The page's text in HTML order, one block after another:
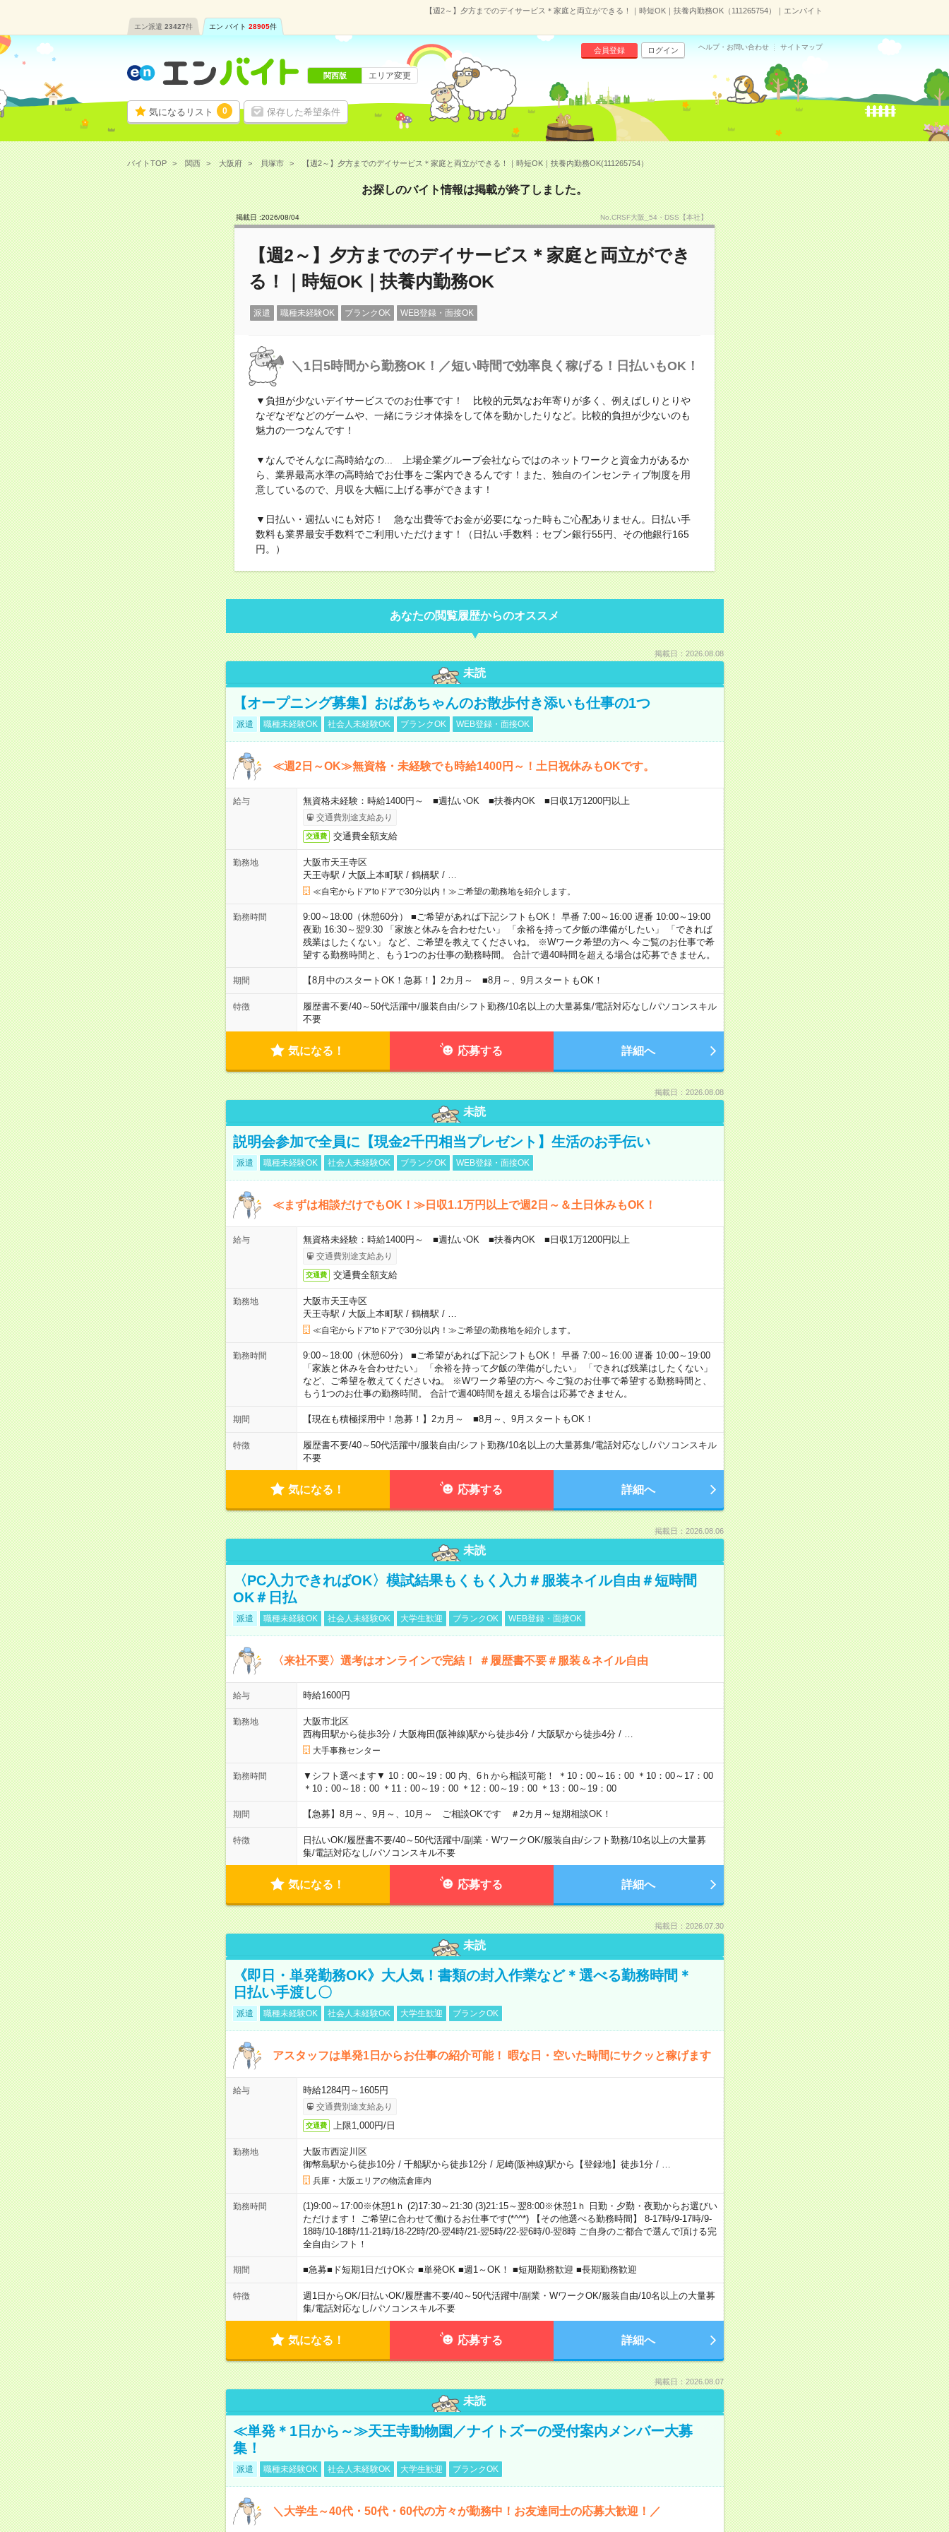
【週2～】夕方までのデイサービス＊家庭と両立ができる！｜時短OK｜扶養内勤務OK（111265754）｜エンバイト
エン派遣 23427件 エン バイト 28905件
気になるリスト 0 保存した希望条件
会員登録 ログイン ヘルプ・お問い合わせ サイトマップ
関西版 エリア変更
バイトTOP 関西 大阪府 貝塚市 【週2～】夕方までのデイサービス＊家庭と両立ができる！｜時短OK｜扶養内勤務OK(111265754）
お探しのバイト情報は掲載が終了しました。
掲載日 :2026/08/04 No.CRSF大阪_54・DSS【本社】
【週2～】夕方までのデイサービス＊家庭と両立ができ
る！｜時短OK｜扶養内勤務OK
派遣 職種未経験OK ブランクOK WEB登録・面接OK
＼1日5時間から勤務OK！／短い時間で効率良く稼げる！日払いもOK！
▼負担が少ないデイサービスでのお仕事です！ 比較的元気なお年寄りが多く、例えばしりとりや
なぞなぞなどのゲームや、一緒にラジオ体操をして体を動かしたりなど。比較的負担が少ないのも
魅力の一つなんです！
▼なんでそんなに高時給なの... 上場企業グループ会社ならではのネットワークと資金力があるか
ら、業界最高水準の高時給でお仕事をご案内できるんです！また、独自のインセンティブ制度を用
意しているので、月収を大幅に上げる事ができます！
▼日払い・週払いにも対応！ 急な出費等でお金が必要になった時もご心配ありません。日払い手
数料も業界最安手数料でご利用いただけます！（日払い手数料：セブン銀行55円、その他銀行165
円。）
あなたの閲覧履歴からのオススメ
掲載日：2026.08.08
未読
【オープニング募集】おばあちゃんのお散歩付き添いも仕事の1つ
派遣 職種未経験OK 社会人未経験OK ブランクOK WEB登録・面接OK
≪週2日～OK≫無資格・未経験でも時給1400円～！土日祝休みもOKです。
給与 無資格未経験：時給1400円～ ■週払いOK ■扶養内OK ■日収1万1200円以上
交通費別途支給あり
交通費 交通費全額支給
勤務地
大阪市天王寺区
天王寺駅 / 大阪上本町駅 / 鶴橋駅 /
≪自宅からドアtoドアで30分以内！≫ご希望の勤務地を紹介します。
勤務時間
9:00～18:00（休憩60分） ■ご希望があれば下記シフトもOK！ 早番 7:00～16:00 遅番 10:00～19:00
夜勤 16:30～翌9:30 「家族と休みを合わせたい」 「余裕を持って夕飯の準備がしたい」 「できれば
残業はしたくない」 など、ご希望を教えてくださいね。 ※Wワーク希望の方へ 今ご覧のお仕事で希
望する勤務時間と、もう1つのお仕事の勤務時間。 合計で週40時間を超える場合は応募できません。
期間 【8月中のスタートOK！急募！】2カ月～ ■8月～、9月スタートもOK！
特徴 履歴書不要/40～50代活躍中/服装自由/シフト勤務/10名以上の大量募集/電話対応なし/パソコンスキル
不要
気になる！ 応募する 詳細へ
掲載日：2026.08.08
未読
説明会参加で全員に【現金2千円相当プレゼント】生活のお手伝い
派遣 職種未経験OK 社会人未経験OK ブランクOK WEB登録・面接OK
≪まずは相談だけでもOK！≫日収1.1万円以上で週2日～＆土日休みもOK！
給与 無資格未経験：時給1400円～ ■週払いOK ■扶養内OK ■日収1万1200円以上
交通費別途支給あり
交通費 交通費全額支給
勤務地
大阪市天王寺区
天王寺駅 / 大阪上本町駅 / 鶴橋駅 /
≪自宅からドアtoドアで30分以内！≫ご希望の勤務地を紹介します。
勤務時間
9:00～18:00（休憩60分） ■ご希望があれば下記シフトもOK！ 早番 7:00～16:00 遅番 10:00～19:00
「家族と休みを合わせたい」 「余裕を持って夕飯の準備がしたい」 「できれば残業はしたくない」
など、ご希望を教えてくださいね。 ※Wワーク希望の方へ 今ご覧のお仕事で希望する勤務時間と、
もう1つのお仕事の勤務時間。 合計で週40時間を超える場合は応募できません。
期間 【現在も積極採用中！急募！】2カ月～ ■8月～、9月スタートもOK！
特徴 履歴書不要/40～50代活躍中/服装自由/シフト勤務/10名以上の大量募集/電話対応なし/パソコンスキル
不要
気になる！ 応募する 詳細へ
掲載日：2026.08.06
未読
〈PC入力できればOK〉模試結果もくもく入力＃服装ネイル自由＃短時間
OK＃日払
派遣 職種未経験OK 社会人未経験OK 大学生歓迎 ブランクOK WEB登録・面接OK
〈来社不要〉選考はオンラインで完結！ ＃履歴書不要＃服装＆ネイル自由
給与 時給1600円
勤務地
大阪市北区
西梅田駅から徒歩3分/ 大阪梅田(阪神線)駅から徒歩4分/ 大阪駅から徒歩4分/
大手事務センター
勤務時間
▼シフト選べます▼ 10：00～19：00 内、6ｈから相談可能！ ＊10：00～16：00 ＊10：00～17：00
＊10：00～18：00 ＊11：00～19：00 ＊12：00～19：00 ＊13：00～19：00
期間 【急募】8月～、9月～、10月～ ご相談OKです ＃2カ月～短期相談OK！
特徴 日払いOK/履歴書不要/40～50代活躍中/副業・WワークOK/服装自由/シフト勤務/10名以上の大量募
集/電話対応なし/パソコンスキル不要
気になる！ 応募する 詳細へ
掲載日：2026.07.30
未読
《即日・単発勤務OK》大人気！書類の封入作業など＊選べる勤務時間＊
日払い手渡し〇
派遣 職種未経験OK 社会人未経験OK 大学生歓迎 ブランクOK
アスタッフは単発1日からお仕事の紹介可能！ 暇な日・空いた時間にサクッと稼げます
給与 時給1284円～1605円
交通費別途支給あり
交通費 上限1,000円/日
勤務地
大阪市西淀川区
御幣島駅から徒歩10分/ 千船駅から徒歩12分/ 尼崎(阪神線)駅から【登録地】徒歩1分/
兵庫・大阪エリアの物流倉庫内
勤務時間
(1)9:00～17:00※休憩1ｈ (2)17:30～21:30 (3)21:15～翌8:00※休憩1ｈ 日勤・夕勤・夜勤からお選びい
ただけます！ ご希望に合わせて働けるお仕事です(*^^*) 【その他選べる勤務時間】 8-17時/9-17時/9-
18時/10-18時/11-21時/18-22時/20-翌4時/21-翌5時/22-翌6時/0-翌8時 ご自身のご都合で選んで頂ける完
全自由シフト！
期間 ■急募■ド短期1日だけOK☆ ■単発OK ■週1～OK！ ■短期勤務歓迎 ■長期勤務歓迎
特徴 週1日からOK/日払いOK/履歴書不要/40～50代活躍中/副業・WワークOK/服装自由/10名以上の大量募
集/電話対応なし/パソコンスキル不要
気になる！ 応募する 詳細へ
掲載日：2026.08.07
未読
≪単発＊1日から～≫天王寺動物園／ナイトズーの受付案内メンバー大募
集！
派遣 職種未経験OK 社会人未経験OK 大学生歓迎 ブランクOK
＼大学生～40代・50代・60代の方々が勤務中！お友達同士の応募大歓迎！／